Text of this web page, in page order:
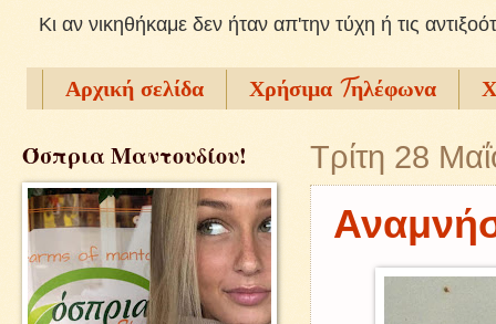
Kι αν νικηθήκαμε δεν ήταν απ'την τύχη ή τις
Αρχική σελίδα Χρήσιμα Tηλέφωνα
Τρίτη 28
Όσπρια Μαντουδίου!